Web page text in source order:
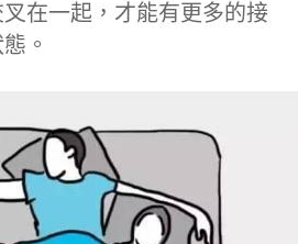
在一起，才能有更多的接
。